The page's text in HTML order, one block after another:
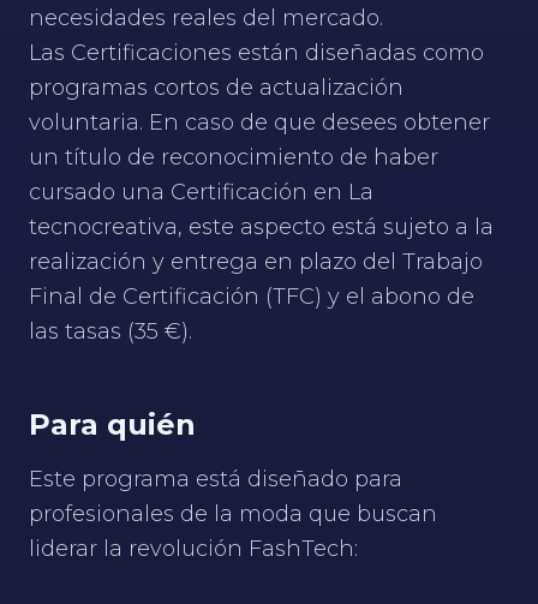
necesidades reales del mercado.
Las Certificaciones están diseñadas como
programas cortos de actualización
voluntaria. En caso de que desees obtener
un título de reconocimiento de haber
cursado una Certificación en La
tecnocreativa, este aspecto está sujeto a la
realización y entrega en plazo del Trabajo
Final de Certificación (TFC) y el abono de
las tasas (35 €).
Para quién
Este programa está diseñado para
profesionales de la moda que buscan
liderar la revolución FashTech: